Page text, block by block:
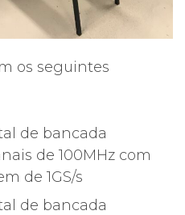
os seguintes
de bancada
de 100MHz com
de 1GS/s
de bancada